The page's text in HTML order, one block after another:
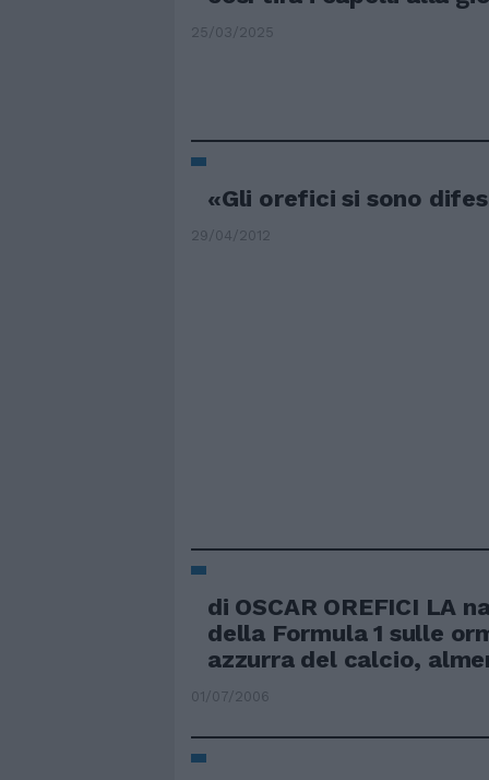
25/03/2025
«Gli orefici si sono
29/04/2012
di OSCAR OREFICI LA
della Formula 1 sulle
azzurra del calcio,
01/07/2006